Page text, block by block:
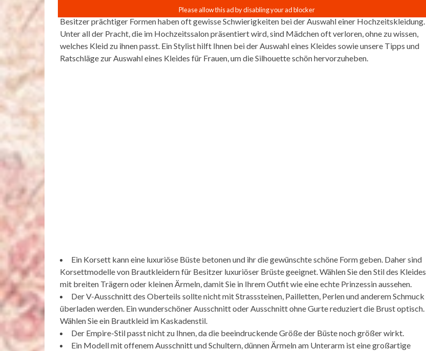
Besitzer prächtiger Formen haben oft gewisse Schwierigkeiten bei der Auswahl einer Hochzeitskleidung.
Unter all der Pracht, die im Hochzeitssalon präsentiert wird, sind Mädchen oft verloren, ohne zu wissen,
welches Kleid zu ihnen passt. Ein Stylist hilft Ihnen bei der Auswahl eines Kleides sowie unsere Tipps und
Ratschläge zur Auswahl eines Kleides für Frauen, um die Silhouette schön hervorzuheben.
Ein Korsett kann eine luxuriöse Büste betonen und ihr die gewünschte schöne Form geben. Daher sind
Korsettmodelle von Brautkleidern für Besitzer luxuriöser Brüste geeignet. Wählen Sie den Stil des Kleides
mit breiten Trägern oder kleinen Ärmeln, damit Sie in Ihrem Outfit wie eine echte Prinzessin aussehen.
Der V-Ausschnitt des Oberteils sollte nicht mit Strasssteinen, Pailletten, Perlen und anderem Schmuck
überladen werden. Ein wunderschöner Ausschnitt oder Ausschnitt ohne Gurte reduziert die Brust optisch.
Wählen Sie ein Brautkleid im Kaskadenstil.
Der Empire-Stil passt nicht zu Ihnen, da die beeindruckende Größe der Büste noch größer wirkt.
Ein Modell mit offenem Ausschnitt und Schultern, dünnen Ärmeln am Unterarm ist eine großartige